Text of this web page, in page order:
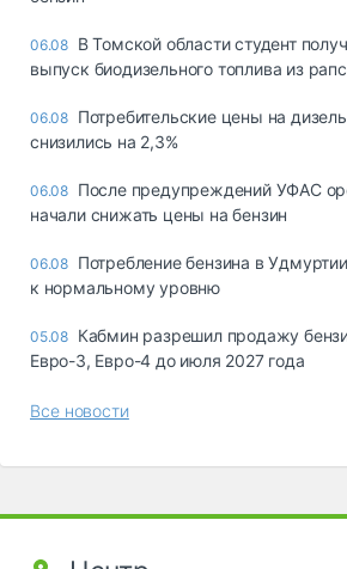
06.08 В Томской области студент
выпуск биодизельного топлива из
06.08 Потребительские цены на
снизились на 2,3%
06.08 После предупреждений УФАС
начали снижать цены на бензин
06.08 Потребление бензина в
к нормальному уровню
05.08 Кабмин разрешил продажу
Евро-3, Евро-4 до июля 2027 года
Все новости